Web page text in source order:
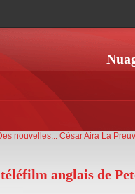
nouvelles... César Aira La
anglais de